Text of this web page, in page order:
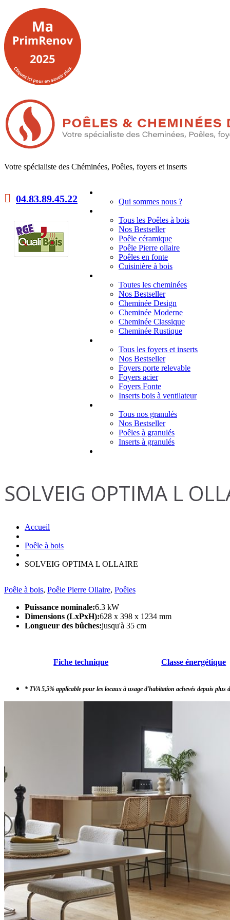
Votre spécialiste des Chéminées, Poêles, foyers et inserts
04.83.89.45.22 Qui sommes nous ?
Tous les Poêles à bois
Nos Bestseller
Poêle céramique
Poêle Pierre ollaire
Poêles en fonte
Cuisinière à bois
Toutes les cheminées
Nos Bestseller
Cheminée Design
Cheminée Moderne
Cheminée Classique
Cheminée Rustique
Tous les foyers et inserts
Nos Bestseller
Foyers porte relevable
Foyers acier
Foyers Fonte
Inserts bois à ventilateur
Tous nos granulés
Nos Bestseller
Poêles à granulés
Inserts à granulés
SOLVEIG OPTIMA L
Accueil
Poêle à bois
SOLVEIG OPTIMA L OLLAIRE
Poêle à bois, Poêle Pierre Ollaire, Poêles
Puissance nominale:6.3 kW
Dimensions (LxPxH):628 x 398 x 1234 mm
Longueur des bûches:jusqu'à 35 cm
Fiche technique Classe énergétique
* TVA 5,5% applicable pour les locaux à usage d'habitation achevés depuis plus